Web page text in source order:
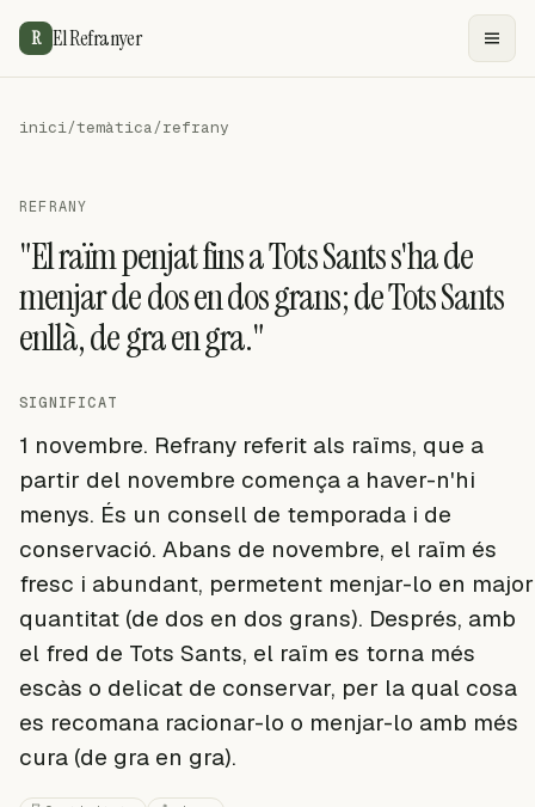
R El Refranyer
inici/temàtica/refrany
REFRANY
"El raïm penjat fins a Tots Sants s'ha de
menjar de dos en dos grans; de Tots Sants
enllà, de gra en gra."
SIGNIFICAT
1 novembre. Refrany referit als raïms, que a
partir del novembre comença a haver-n'hi
menys. És un consell de temporada i de
conservació. Abans de novembre, el raïm és
fresc i abundant, permetent menjar-lo en major
quantitat (de dos en dos grans). Després, amb
el fred de Tots Sants, el raïm es torna més
escàs o delicat de conservar, per la qual cosa
es recomana racionar-lo o menjar-lo amb més
cura (de gra en gra).